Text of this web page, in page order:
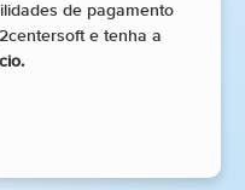
de pagamento
e tenha a